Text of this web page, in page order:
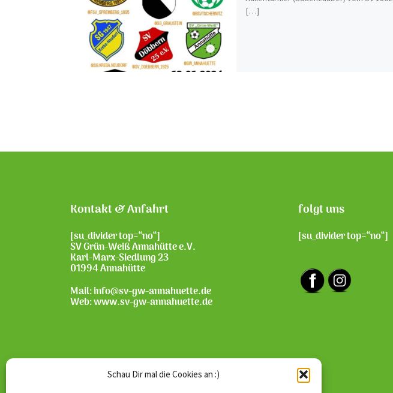
Schau Dir mal die Cookies an :)
[…]
Kontakt & Anfahrt
[su_divider top=“no“]
SV Grün-Weiß Annahütte e.V.
Karl-Marx-Siedlung 23
01994 Annahütte
Mail: info@sv-gw-annahuette.de
Web:www.sv-gw-annahuette.de
folgt uns
[su_divider top=“no“]